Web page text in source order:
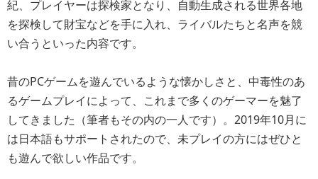
紀、プレイヤーは探検家となり、自動生成される世界各地
を探検して財宝などを手に入れ、ライバルたちと名声を競
い合うといった内容です。
昔のPCゲームを遊んでいるような懐かしさと、中毒性のあ
るゲームプレイによって、これまで多くのゲーマーを魅了
してきました（筆者もその内の一人です）。2019年10月に
は日本語もサポートされたので、未プレイの方にはぜひと
も遊んで欲しい作品です。